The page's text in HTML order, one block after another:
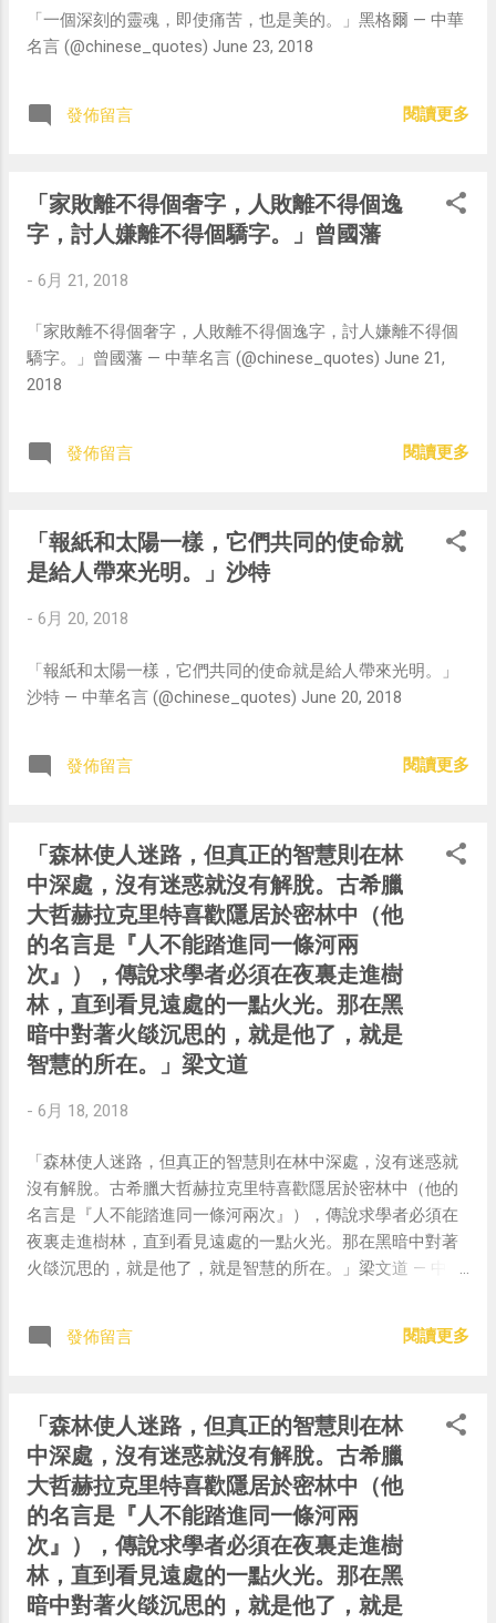
「一個深刻的靈魂，即使痛苦，也是美的。」黑格爾 — 中華
名言 (@chinese_quotes) June 23, 2018
發佈留言 閱讀更多
「家敗離不得個奢字，人敗離不得個逸
字，討人嫌離不得個驕字。」曾國藩
- 6月 21, 2018
「家敗離不得個奢字，人敗離不得個逸字，討人嫌離不得個
驕字。」曾國藩 — 中華名言 (@chinese_quotes) June 21,
2018
發佈留言 閱讀更多
「報紙和太陽一樣，它們共同的使命就
是給人帶來光明。」沙特
- 6月 20, 2018
「報紙和太陽一樣，它們共同的使命就是給人帶來光明。」
沙特 — 中華名言 (@chinese_quotes) June 20, 2018
發佈留言 閱讀更多
「森林使人迷路，但真正的智慧則在林
中深處，沒有迷惑就沒有解脫。古希臘
大哲赫拉克里特喜歡隱居於密林中（他
的名言是『人不能踏進同一條河兩
次』），傳說求學者必須在夜裏走進樹
林，直到看見遠處的一點火光。那在黑
暗中對著火燄沉思的，就是他了，就是
智慧的所在。」梁文道
- 6月 18, 2018
「森林使人迷路，但真正的智慧則在林中深處，沒有迷惑就
沒有解脫。古希臘大哲赫拉克里特喜歡隱居於密林中（他的
名言是『人不能踏進同一條河兩次』），傳說求學者必須在
夜裏走進樹林，直到看見遠處的一點火光。那在黑暗中對著
火燄沉思的，就是他了，就是智慧的所在。」梁文道 — 中華
發佈留言 閱讀更多
「森林使人迷路，但真正的智慧則在林
中深處，沒有迷惑就沒有解脫。古希臘
大哲赫拉克里特喜歡隱居於密林中（他
的名言是『人不能踏進同一條河兩
次』），傳說求學者必須在夜裏走進樹
林，直到看見遠處的一點火光。那在黑
暗中對著火燄沉思的，就是他了，就是